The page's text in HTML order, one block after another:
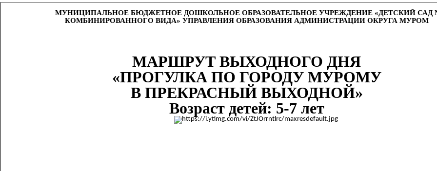
МУНИЦИПАЛЬНОЕ БЮДЖЕТНОЕ ДОШКОЛЬНОЕ ОБРАЗОВАТЕЛЬНОЕ УЧРЕЖДЕНИЕ «ДЕТСКИЙ САД
КОМБИНИРОВАННОГО ВИДА» УПРАВЛЕНИЯ ОБРАЗОВАНИЯ АДМИНИСТРАЦИИ ОКРУГА МУРОМ
МАРШРУТ ВЫХОДНОГО ДНЯ
«ПРОГУЛКА ПО ГОРОДУ МУРОМУ
В ПРЕКРАСНЫЙ ВЫХОДНОЙ»
Возраст детей: 5-7 лет